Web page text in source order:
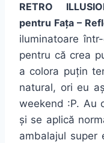
RETRO
pentru Fața –
iluminatoare
pentru că crea
a colora puțin
natural, ori eu
weekend :P. Au
și se aplică
ambalajul super